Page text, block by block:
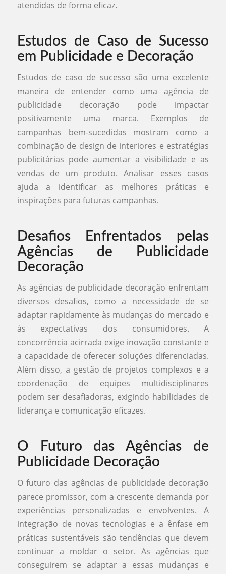
atendidas de forma eficaz.
Estudos de Caso de Sucesso
em Publicidade e Decoração
Estudos de caso de sucesso são uma excelente
maneira de entender como uma agência de
publicidade decoração pode impactar
positivamente uma marca. Exemplos de
campanhas bem-sucedidas mostram como a
combinação de design de interiores e estratégias
publicitárias pode aumentar a visibilidade e as
vendas de um produto. Analisar esses casos
ajuda a identificar as melhores práticas e
inspirações para futuras campanhas.
Desafios Enfrentados pelas
Agências de Publicidade
Decoração
As agências de publicidade decoração enfrentam
diversos desafios, como a necessidade de se
adaptar rapidamente às mudanças do mercado e
às expectativas dos consumidores. A
concorrência acirrada exige inovação constante e
a capacidade de oferecer soluções diferenciadas.
Além disso, a gestão de projetos complexos e a
coordenação de equipes multidisciplinares
podem ser desafiadoras, exigindo habilidades de
liderança e comunicação eficazes.
O Futuro das Agências de
Publicidade Decoração
O futuro das agências de publicidade decoração
parece promissor, com a crescente demanda por
experiências personalizadas e envolventes. A
integração de novas tecnologias e a ênfase em
práticas sustentáveis são tendências que devem
continuar a moldar o setor. As agências que
conseguirem se adaptar a essas mudanças e